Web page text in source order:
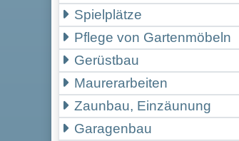
Spielplätze
Pflege von Gartenmöbeln
Gerüstbau
Maurerarbeiten
Zaunbau, Einzäunung
Garagenbau